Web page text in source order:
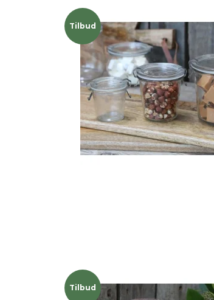
Tilbud
Tilbud